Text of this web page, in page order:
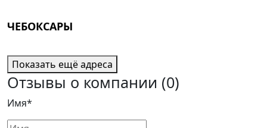
ЧЕБОКСАРЫ
Показать ещё адреса
Отзывы о компании (0)
Имя*